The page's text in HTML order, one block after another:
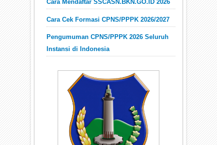
Cara Mendaftar SSCASN.BKN.GO.ID 2026
Cara Cek Formasi CPNS/PPPK 2026/2027
Pengumuman CPNS/PPPK 2026 Seluruh
Instansi di Indonesia